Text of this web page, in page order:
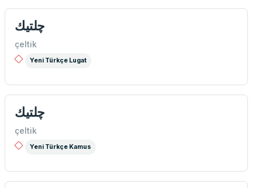
چلتیك
çeltik
Yeni Türkçe Lugat
چلتيك
çeltik
Yeni Türkçe Kamus